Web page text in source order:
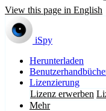
View this page in English
iSpy
Herunterladen
Lizenzierung
Lizenz erwerben
Mehr